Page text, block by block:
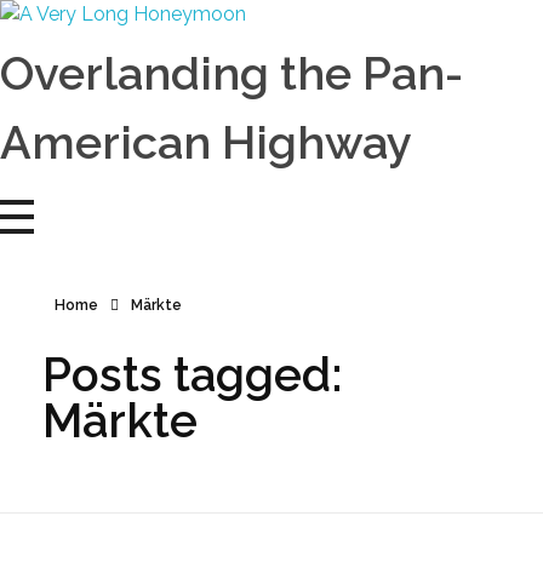
Overlanding the Pan-
American Highway
Home Märkte
Posts tagged:
Märkte